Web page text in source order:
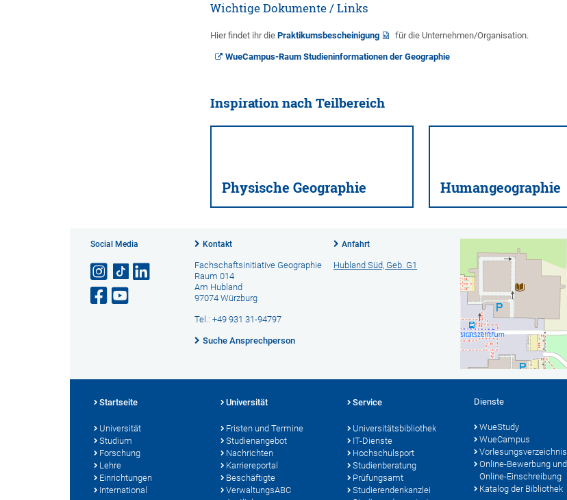
Wichtige Dokumente / Links
Hier findet ihr diePraktikumsbescheinigung für die Unternehmen/Organisation.
WueCampus-Raum Studieninformationen der Geographie
Inspiration nach Teilbereich
Physische Geographie Humangeographie
Social Media Kontakt
Fachschaftsinitiative Geographie
Raum 014
Am Hubland
97074 Würzburg
Tel.: +49 931 31-94797
Suche Ansprechperson
Anfahrt
Hubland Süd, Geb. G1
Startseite
Universität
Studium
Forschung
Lehre
Einrichtungen
International
Universität
Fristen und Termine
Studienangebot
Nachrichten
Karriereportal
Beschäftigte
VerwaltungsABC
Service
Universitätsbibliothek
IT-Dienste
Hochschulsport
Studienberatung
Prüfungsamt
Studierendenkanzlei
Dienste
WueStudy
WueCampus
Vorlesungsverzeichnis
Online-Bewerbung und
Online-Einschreibung
Katalog der Bibliothek